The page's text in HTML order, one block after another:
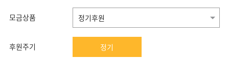
모금상품
후원주기 정기